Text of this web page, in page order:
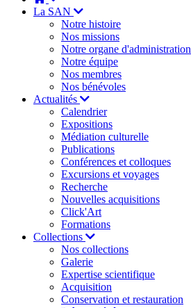
La SAN
Notre histoire
Nos missions
Notre organe d'administration
Notre équipe
Nos membres
Nos bénévoles
Actualités
Calendrier
Expositions
Médiation culturelle
Publications
Conférences et colloques
Excursions et voyages
Recherche
Nouvelles acquisitions
Click'Art
Formations
Collections
Nos collections
Galerie
Expertise scientifique
Acquisition
Conservation et restauration